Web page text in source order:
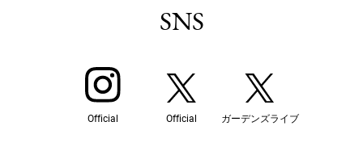
SNS
Official Official ガーデンズライブ